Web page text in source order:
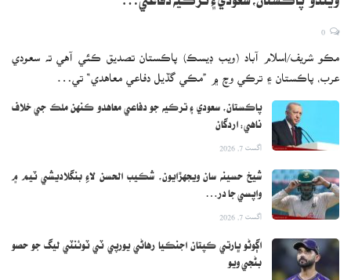
مڪو شريف/اسلام آباد (ويب ڊيسڪ) پاڪستان تصديق ڪئي آهي ته سعودي
عرب، پاڪستان ۽ ترڪي وچ ۾ ”مڪي گڏيل دفاعي معاهدي“ تي…
پاڪستان، سعودي ۽ ترڪيه جو دفاعي معاهدو ڪنهن ملڪ جي خلاف
ناهي: اردگان
اگست 7, 2026
شيخ حسينه سان ويجهڙايون، شڪيب الحسن لاءِ بنگلاديشي ٽيم ۾
واپسي جا در…
اگست 7, 2026
اڳوڻو ڀارتي ڪپتان اجنڪيا رهاڻي يورپي ٽي ٽوئنٽي ليگ جو حصو
بڻجي ويو